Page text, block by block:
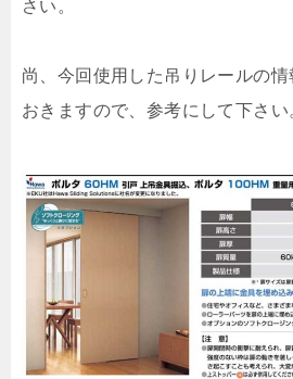
さい。
尚、今回使用した吊りレールの
おきますので、参考にして下さい